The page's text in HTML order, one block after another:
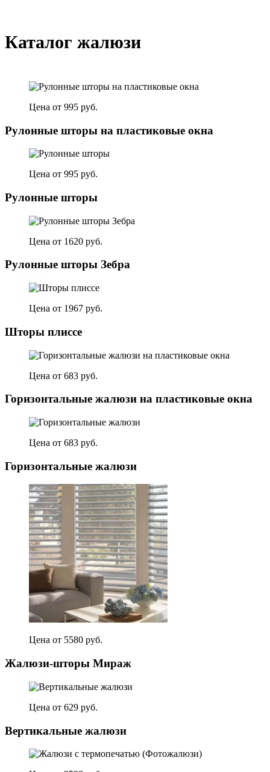
Каталог жалюзи
Цена от 995 руб.
Рулонные шторы на пластиковые окна
Цена от 995 руб.
Рулонные шторы
Цена от 1620 руб.
Рулонные шторы Зебра
Цена от 1967 руб.
Шторы плиссе
Цена от 683 руб.
Горизонтальные жалюзи на пластиковые окна
Цена от 683 руб.
Горизонтальные жалюзи
Цена от 5580 руб.
Жалюзи-шторы Мираж
Цена от 629 руб.
Вертикальные жалюзи